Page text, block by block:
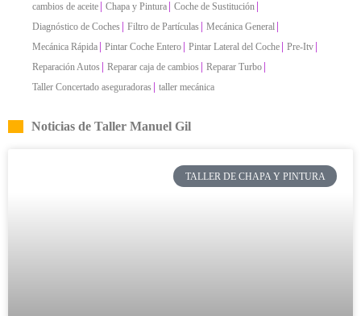
cambios de aceite Chapa y Pintura Coche de Sustitución
Diagnóstico de Coches Filtro de Partículas Mecánica General
Mecánica Rápida Pintar Coche Entero Pintar Lateral del Coche Pre-Itv
Reparación Autos Reparar caja de cambios Reparar Turbo
Taller Concertado aseguradoras taller mecánica
Noticias de Taller Manuel Gil
TALLER DE CHAPA Y PINTURA